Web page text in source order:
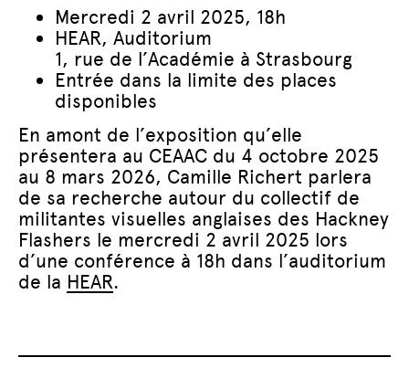
Mercredi 2 avril 2025, 18h
HEAR, Auditorium
1, rue de l’Académie à Strasbourg
Entrée dans la limite des places
disponibles
En amont de l’exposition qu’elle
présentera au CEAAC du 4 octobre 2025
au 8 mars 2026, Camille Richert parlera
de sa recherche autour du collectif de
militantes visuelles anglaises des Hackney
Flashers le mercredi 2 avril 2025 lors
d’une conférence à 18h dans l’auditorium
de la HEAR.